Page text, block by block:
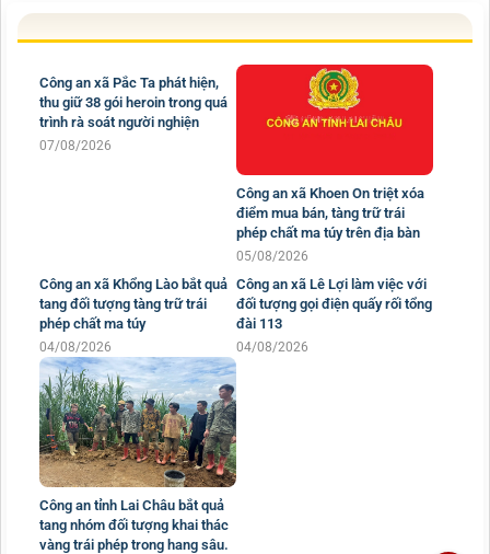
Công an xã Pắc Ta phát hiện,
thu giữ 38 gói heroin trong quá
trình rà soát người nghiện
07/08/2026
Công an xã Khoen On triệt xóa
điểm mua bán, tàng trữ trái
phép chất ma túy trên địa bàn
05/08/2026
Công an xã Khổng Lào bắt quả
tang đối tượng tàng trữ trái
phép chất ma túy
04/08/2026
Công an xã Lê Lợi làm việc với
đối tượng gọi điện quấy rối tổng
đài 113
04/08/2026
Công an tỉnh Lai Châu bắt quả
tang nhóm đối tượng khai thác
vàng trái phép trong hang sâu.